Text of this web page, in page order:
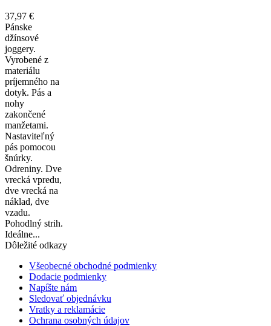
37,97 €
Pánske
džínsové
joggery.
Vyrobené z
materiálu
príjemného na
dotyk. Pás a
nohy
zakončené
manžetami.
Nastaviteľný
pás pomocou
šnúrky.
Odreniny. Dve
vrecká vpredu,
dve vrecká na
náklad, dve
vzadu.
Pohodlný strih.
Ideálne...
Dôležité odkazy
Všeobecné obchodné podmienky
Dodacie podmienky
Napíšte nám
Sledovať objednávku
Vratky a reklamácie
Ochrana osobných údajov